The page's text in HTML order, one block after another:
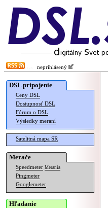
neprihlásený
DSL pripojenie
Ceny DSL
Dostupnosť DSL
Fórum o DSL
Výsledky meraní
Satelitná mapa SR
Merače
Speedmeter Merania
Pingmeter
Googlemeter
Hľadanie